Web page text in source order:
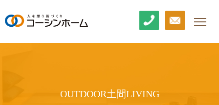
OUTDOOR土間LIVING